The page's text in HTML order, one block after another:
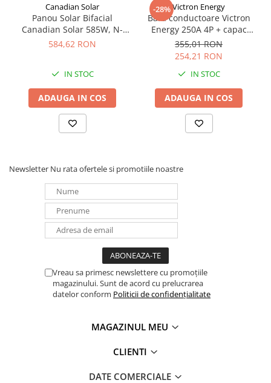
Canadian Solar
Panou Solar Bifacial
Canadian Solar 585W, N-
Type TOPCon, CS6W-TB-SF-
584,62 RON
IN STOC
ADAUGA IN COS
-28%Victron Energy
Bara conductoare Victron
Energy 250A 4P + capac
BUSBAR VBB125040010
355,01 RON
254,21 RON
IN STOC
ADAUGA IN COS
Newsletter Nu rata ofertele si promotiile noastre
Vreau sa primesc newslettere cu promoțiile
magazinului. Sunt de acord cu prelucrarea
datelor conform Politicii de confidențialitate
MAGAZINUL MEU
CLIENTI
DATE COMERCIALE